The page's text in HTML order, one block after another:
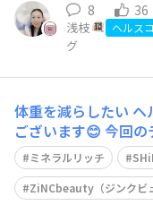
8 36
浅枝 ヘルス
グ
体重を減らしたい ヘ
ございます😊 今回
維持』 『ダイエット
もり、、ついつい食
に さつまいも🍠だ
ミネラルリッチ
ZiNCbeauty（ジンクビ